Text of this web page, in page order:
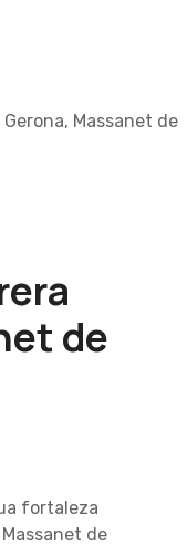
Massanet de
de
fortaleza
de